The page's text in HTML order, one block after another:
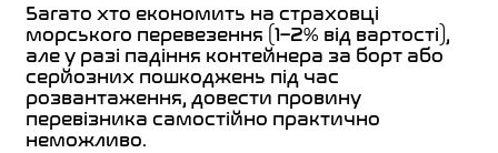
Багато хто економить на страховці
морського перевезення (1–2% від вартості),
але у разі падіння контейнера за борт або
серйозних пошкоджень під час
розвантаження, довести провину
перевізника самостійно практично
неможливо.